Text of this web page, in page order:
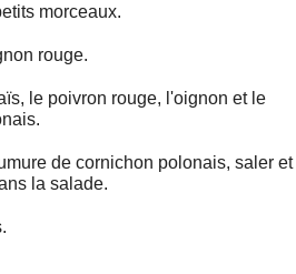
morceaux.
rouge.
le poivron rouge, l'oignon et le
de cornichon polonais, saler et
la salade.